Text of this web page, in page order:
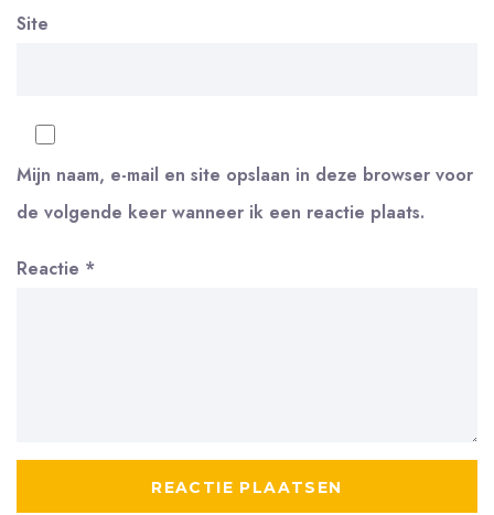
Site
Mijn naam, e-mail en site opslaan in deze browser voor
de volgende keer wanneer ik een reactie plaats.
Reactie *